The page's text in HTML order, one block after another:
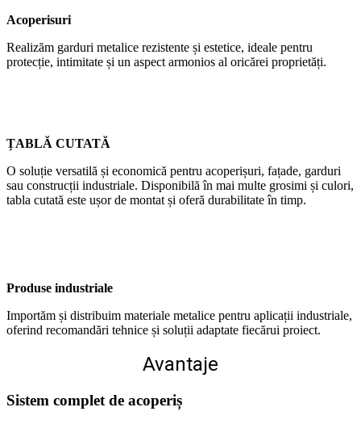
Acoperisuri
Realizăm garduri metalice rezistente și estetice, ideale pentru
protecție, intimitate și un aspect armonios al oricărei proprietăți.
ȚABLĂ CUTATĂ
O soluție versatilă și economică pentru acoperișuri, fațade, garduri
sau construcții industriale. Disponibilă în mai multe grosimi și culori,
tabla cutată este ușor de montat și oferă durabilitate în timp.
Produse industriale
Importăm și distribuim materiale metalice pentru aplicații industriale,
oferind recomandări tehnice și soluții adaptate fiecărui proiect.
Avantaje
Sistem complet de acoperiș